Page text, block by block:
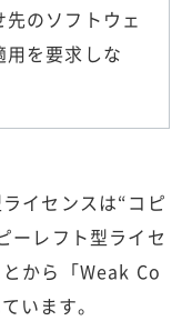
のソフトウェ
を要求しな
イセンスは“コピ
ーレフト型ライセ
から「Weak Co
います。